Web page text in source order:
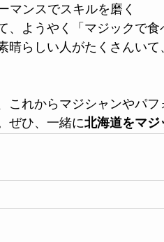
マンスでスキルを磨く
、ようやく「マジックで
晴らしい人がたくさんい
これからマジシャンやパ
ぜひ、一緒に北海道をマジ